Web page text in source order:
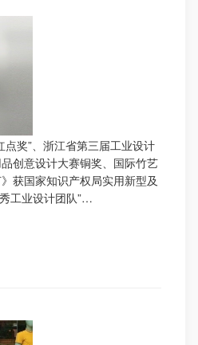
奖”、浙江省第三届工业设计
创意设计大赛铜奖、国际竹艺
获国家知识产权局实用新型及
工业设计团队”…